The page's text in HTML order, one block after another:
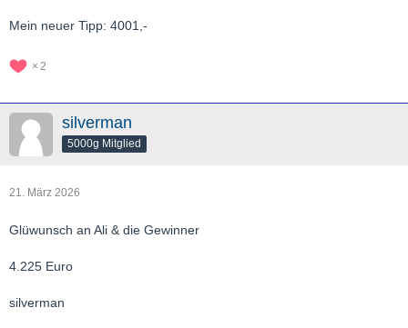
Mein neuer Tipp: 4001,-
2
silverman
5000g Mitglied
21. März 2026
Glüwunsch an Ali & die Gewinner
4.225 Euro
silverman